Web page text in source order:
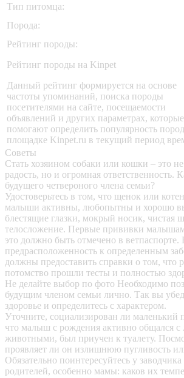
Тип питомца:
Порода:
Рейтинг породы:
Рейтинг породы на Kinpet
Данный рейтинг формируется на основе
частоты упоминаний, поиска породы
посетителями на сайте, посещаемости
объявлений и других параметрах, которые
помогают определить популярность
площадке Kinpet.ru в текущий период
Советы
Стать хозяином собаки или кошки – это не
радость, но и огромная ответственность.
будущего четвероного члена семьи?
Удостоверьтесь в том, что щенок или
малыши активны, любопытны и хорошо
блестящие глазки, мокрый носик, чистая
телосложение. Первые прививки малышам
это должно быть отмечено в ветпаспорте.
предрасположенность к определенным
должны предоставить справки о том, что
потомство прошли тесты и полностью
Не делайте выбор по фото Необходимо
будущим членом семьи лично. Так вы
здоровье и определитесь с характером.
Уточните, социализирован ли маленький
что малыш с рождения активно общался
животными, был приучен к туалету.
проявляет ли он излишнюю пугливость
Обязательно поинтересуйтесь у
родителей, особенно мамы: каков их